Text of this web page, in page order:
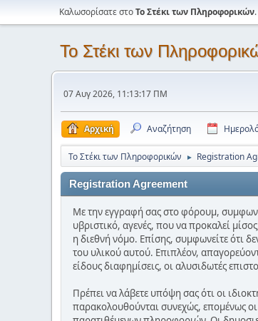
Καλωσορίσατε στοΤο Στέκι των Πληροφορικών.
Το Στέκι των
07 Αυγ 2026, 11:13:17 ΠΜ
Αρχική Αναζήτηση
Το Στέκι των Πληροφορικών ► Registration
Registration Agreement
Με την εγγραφή σας στο φόρουμ,
υβριστικό, αγενές, που να προκαλεί
η διεθνή νόμο. Επίσης, συμφωνείτε ότι
του υλικού αυτού. Επιπλέον,
είδους διαφημίσεις, οι αλυσιδωτές
Πρέπει να λάβετε υπόψη σας ότι οι
παρακολουθούνται συνεχώς, επομένως οι